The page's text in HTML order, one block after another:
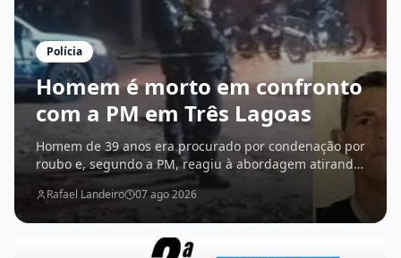
Polícia
Homem é morto em confronto
com a PM em Três Lagoas
Homem de 39 anos era procurado por condenação por
roubo e, segundo a PM, reagiu à abordagem atirando
contra equipes da Força Tática e do GETAM
Rafael Landeiro 07 ago 2026